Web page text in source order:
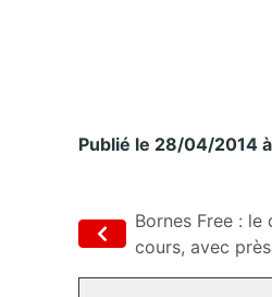
Publié le 28/04/2014
Bornes Free :
cours, avec